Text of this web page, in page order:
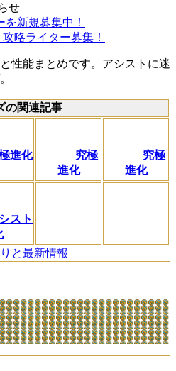
せ
新規募集中！
略ライター募集！
性能まとめです。アシストに迷
の関連記事
進化
究極
進化
究極
進化
スト
と最新情報